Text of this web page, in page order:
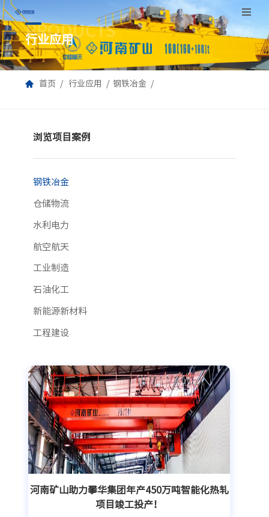
跳
至
正
PRODUCTS
行业应用
首页 行业应用 钢铁冶金
浏览项目案例
钢铁冶金
仓储物流
水利电力
航空航天
工业制造
石油化工
新能源新材料
工程建设
河南矿山助力攀华集团年产450万吨智能化热轧
项目竣工投产！